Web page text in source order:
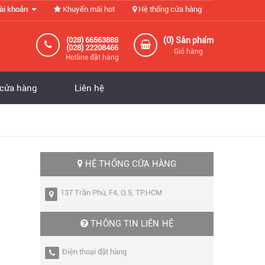
khoản Khuyến mãi hot Hệ thống cửa hàng
(0) Sản phẩm
Giỏ hàng
(028) 66563888
(028) 22208466
Hotline đặt hàng
hàng Liên hệ
HỆ THỐNG CỬA HÀNG
137 Trần Phú, F4, Q.5, TP.HCM
THÔNG TIN LIÊN HỆ
Điện thoại đặt hàng